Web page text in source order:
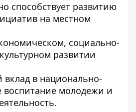
способствует развитию
на местном
социально-
развитии
вклад в национально-
воспитание молодежи и